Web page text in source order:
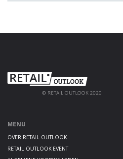
© RETAIL OUTLOOK 2020
MENU
OVER RETAIL OUTLOOK
RETAIL OUTLOOK EVENT